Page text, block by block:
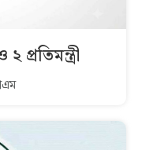
প্রতিমন্ত্রী